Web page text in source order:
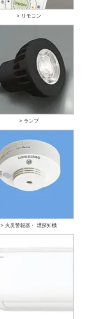
> リモコン
> ランプ
> 火災警報器・ 煙探知機